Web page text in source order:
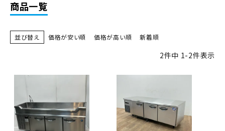
商品一覧
並び替え 価格が安い順 価格が高い順 新着順
2件中 1-2件表示